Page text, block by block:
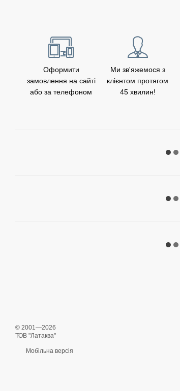
Оформити
замовлення на сайті
або за телефоном
Ми зв'яжемося з
клієнтом протягом
45 хвилин!
© 2001—2026
ТОВ "Латаква"
Мобільна версія